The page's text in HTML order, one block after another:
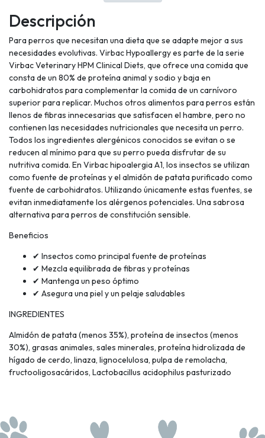
Descripción
Para perros que necesitan una dieta que se adapte mejor a sus
necesidades evolutivas. Virbac Hypoallergy es parte de la serie
Virbac Veterinary HPM Clinical Diets, que ofrece una comida que
consta de un 80% de proteína animal y sodio y baja en
carbohidratos para complementar la comida de un carnívoro
superior para replicar. Muchos otros alimentos para perros están
llenos de fibras innecesarias que satisfacen el hambre, pero no
contienen las necesidades nutricionales que necesita un perro.
Todos los ingredientes alergénicos conocidos se evitan o se
reducen al mínimo para que su perro pueda disfrutar de su
nutritiva comida. En Virbac hipoalergia A1, los insectos se utilizan
como fuente de proteínas y el almidón de patata purificado como
fuente de carbohidratos. Utilizando únicamente estas fuentes, se
evitan inmediatamente los alérgenos potenciales. Una sabrosa
alternativa para perros de constitución sensible.
Beneficios
✔ Insectos como principal fuente de proteínas
✔ Mezcla equilibrada de fibras y proteínas
✔ Mantenga un peso óptimo
✔ Asegura una piel y un pelaje saludables
INGREDIENTES
Almidón de patata (menos 35%), proteína de insectos (menos
30%), grasas animales, sales minerales, proteína hidrolizada de
hígado de cerdo, linaza, lignocelulosa, pulpa de remolacha,
fructooligosacáridos, Lactobacillus acidophilus pasturizado